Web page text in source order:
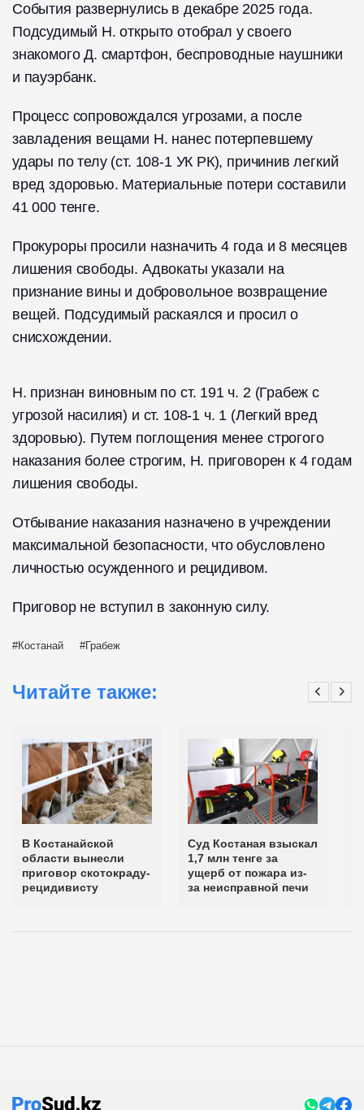
События развернулись в декабре 2025 года.
Подсудимый Н. открыто отобрал у своего
знакомого Д. смартфон, беспроводные наушники
и пауэрбанк.
Процесс сопровождался угрозами, а после
завладения вещами Н. нанес потерпевшему
удары по телу (ст. 108-1 УК РК), причинив легкий
вред здоровью. Материальные потери составили
41 000 тенге.
Прокуроры просили назначить 4 года и 8 месяцев
лишения свободы. Адвокаты указали на
признание вины и добровольное возвращение
вещей. Подсудимый раскаялся и просил о
снисхождении.
Н. признан виновным по ст. 191 ч. 2 (Грабеж с
угрозой насилия) и ст. 108-1 ч. 1 (Легкий вред
здоровью). Путем поглощения менее строгого
наказания более строгим, Н. приговорен к 4 годам
лишения свободы.
Отбывание наказания назначено в учреждении
максимальной безопасности, что обусловлено
личностью осужденного и рецидивом.
Приговор не вступил в законную силу.
Костанай Грабеж
Читайте также:
В Костанайской
области вынесли
приговор скотокраду-
рецидивисту
Суд Костаная взыскал
1,7 млн тенге за
ущерб от пожара из-
за неисправной печи